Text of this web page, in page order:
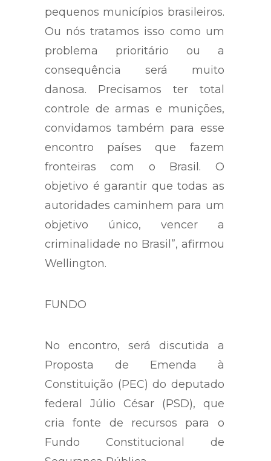
pequenos municípios brasileiros.
Ou nós tratamos isso como um
problema prioritário ou a
consequência será muito
danosa. Precisamos ter total
controle de armas e munições,
convidamos também para esse
encontro países que fazem
fronteiras com o Brasil. O
objetivo é garantir que todas as
autoridades caminhem para um
objetivo único, vencer a
criminalidade no Brasil”, afirmou
Wellington.
FUNDO
No encontro, será discutida a
Proposta de Emenda à
Constituição (PEC) do deputado
federal Júlio César (PSD), que
cria fonte de recursos para o
Fundo Constitucional de